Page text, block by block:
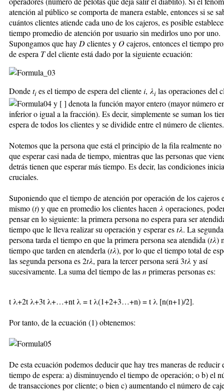
atención al público se comporta de manera estable, entonces si se
cuántos clientes atiende cada uno de los cajeros, es posible
tiempo promedio de atención por usuario sin medirlos uno por uno.
Supongamos que hay Dclientes y Ocajeros, entonces el tiempo
de espera Tdel cliente está dado por la siguiente ecuación:
Dondeti es el tiempo de espera del clientei, λi las operaciones del
y [ ] denota la función mayor entero (mayor número
inferior o igual a la fracción). Es decir, simplemente se suman los
espera de todos los clientes y se dividide entre el número de clientes.
Notemos que la persona que está el principio de la fila realmente no
que esperar casi nada de tiempo, mientras que las personas que
detrás tienen que esperar más tiempo. Es decir, las condiciones
cruciales.
Suponiendo que el tiempo de atención por operación de los cajeros
mismo (t) y que en promedio los clientes hacen λoperaciones,
pensar en lo siguiente: la primera persona no espera para ser
tiempo que le lleva realizar su operación y esperar estλ. La segunda
persona tarda el tiempo en que la primera persona sea atendida (tλ)
tiempo que tarden en atenderla (tλ), por lo que el tiempo total de
las segunda persona es 2tλ, para la tercer persona será 3tλy así
sucesivamente. La suma del tiempo de lasnprimeras personas es:
t λ+2t λ+3t λ+…+nt λ = t λ(1+2+3…+n) = t λ [n(n+1)/2].
Por tanto, de la ecuación (1) obtenemos:
De esta ecuación podemos deducir que hay tres maneras de reducir
tiempo de espera: a) disminuyendo el tiempo de operación; o b) el
de transacciones por cliente; o bien c) aumentando el número de